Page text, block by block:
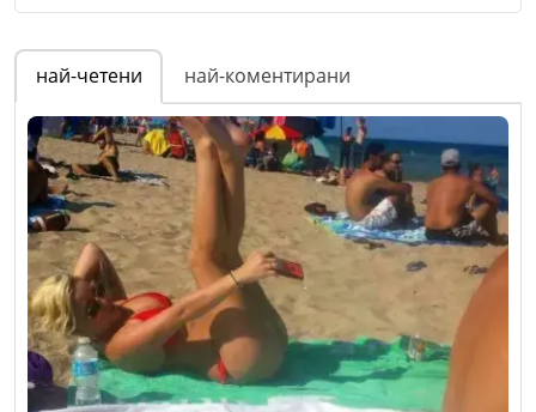
Име*
Email
Коментар*
най-четени най-коментирани